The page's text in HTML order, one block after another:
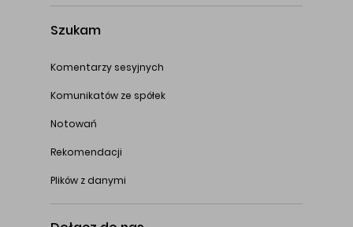
Szukam
Komentarzy sesyjnych
Komunikatów ze spółek
Notowań
Rekomendacji
Plików z danymi